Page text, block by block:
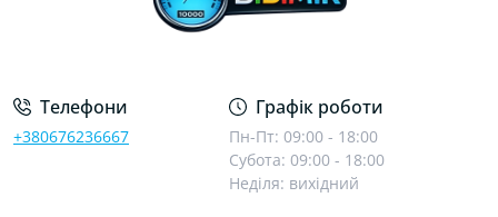
Телефони
+380676236667
Графік роботи
Пн-Пт: 09:00 - 18:00
Субота: 09:00 - 18:00
Неділя: вихідний